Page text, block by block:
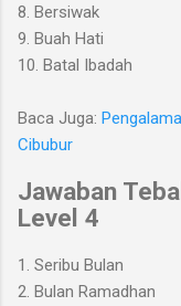
8. Bersiwak
9. Buah Hati
10. Batal Ibadah
Baca Juga:
Cibubur
Jawaban
Level 4
1. Seribu Bulan
2. Bulan Ramadhan